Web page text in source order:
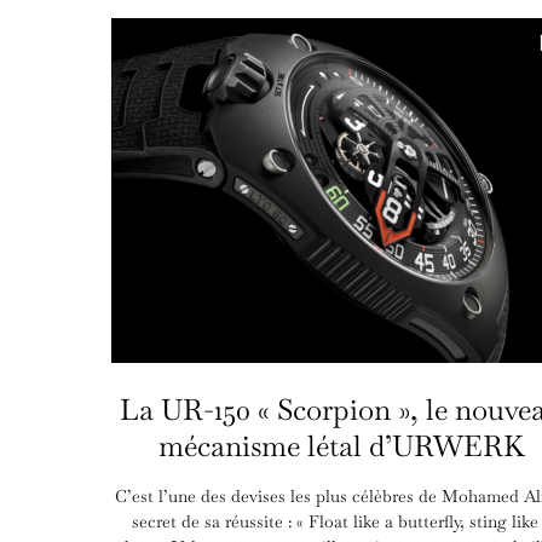
La UR-150 « Scorpion », le
mécanisme létal d’URWERK
C’est l’une des devises les plus célèbres de Mohamed
secret de sa réussite : « Float like a butterfly, sting like